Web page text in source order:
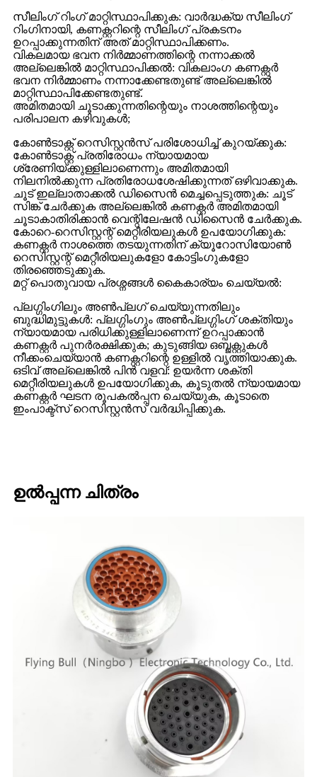
സീലിംഗ് റിംഗ് മാറ്റിസ്ഥാപിക്കുക: വാർദ്ധക്യ സീലിംഗ്
റിംഗിനായി, കണക്റ്ററിന്റെ സീലിംഗ് പ്രകടനം
ഉറപ്പാക്കുന്നതിന് അത് മാറ്റിസ്ഥാപിക്കണം.
വികലമായ ഭവന നിർമ്മാണത്തിന്റെ നന്നാക്കൽ
അല്ലെങ്കിൽ മാറ്റിസ്ഥാപിക്കൽ: വികലാംഗ കണക്റ്റർ
ഭവന നിർമ്മാണം നന്നാക്കേണ്ടതുണ്ട് അല്ലെങ്കിൽ
മാറ്റിസ്ഥാപിക്കേണ്ടതുണ്ട്.
അമിതമായി ചൂടാക്കുന്നതിന്റെയും നാശത്തിന്റെയും
പരിപാലന കഴിവുകൾ;
കോൺടാക്റ്റ് റെസിസ്റ്റൻസ് പരിശോധിച്ച് കുറയ്ക്കുക:
കോൺടാക്റ്റ് പ്രതിരോധം ന്യായമായ
ശ്രേണിയ്ക്കുള്ളിലാണെന്നും അമിതമായി
നിലനിൽക്കുന്ന പ്രതിരോധശേഷിക്കുന്നത് ഒഴിവാക്കുക.
ചൂട് ഇല്ലാതാക്കൽ ഡിസൈൻ മെച്ചപ്പെടുത്തുക: ചൂട്
സിങ്ക് ചേർക്കുക അല്ലെങ്കിൽ കണക്റ്റർ അമിതമായി
ചൂടാകാതിരിക്കാൻ വെന്റിലേഷൻ ഡിസൈൻ ചേർക്കുക.
കോറെ-റെസിസ്റ്റന്റ് മെറ്റീരിയലുകൾ ഉപയോഗിക്കുക:
കണക്റ്റർ നാശത്തെ തടയുന്നതിന് ക്യൂറോസിയോൺ
റെസിസ്റ്റന്റ് മെറ്റീരിയലുകളോ കോട്ടിംഗുകളോ
തിരഞ്ഞെടുക്കുക.
മറ്റ് പൊതുവായ പ്രശ്നങ്ങൾ കൈകാര്യം ചെയ്യൽ:
പ്ലഗ്ഗിംഗിലും അൺപ്ലഗ് ചെയ്യുന്നതിലും
ബുദ്ധിമുട്ടുകൾ: പ്ലഗ്ഗിംഗും അൺപ്ലഗ്ഗിംഗ് ശക്തിയും
ന്യായമായ പരിധിക്കുള്ളിലാണെന്ന് ഉറപ്പാക്കാൻ
കണക്റ്റർ പുനർരക്ഷിക്കുക; കുടുങ്ങിയ ഒബ്ജക്റ്റുകൾ
നീക്കംചെയ്യാൻ കണക്റ്ററിന്റെ ഉള്ളിൽ വൃത്തിയാക്കുക.
ഒടിവ് അല്ലെങ്കിൽ പിൻ വളവ്: ഉയർന്ന ശക്തി
മെറ്റീരിയലുകൾ ഉപയോഗിക്കുക, കൂടുതൽ ന്യായമായ
കണക്റ്റർ ഘടന രൂപകൽപ്പന ചെയ്യുക, കൂടാതെ
ഇംപാക്ട്സ് റെസിസ്റ്റൻസ് വർദ്ധിപ്പിക്കുക.
ഉൽപ്പന്ന ചിത്രം